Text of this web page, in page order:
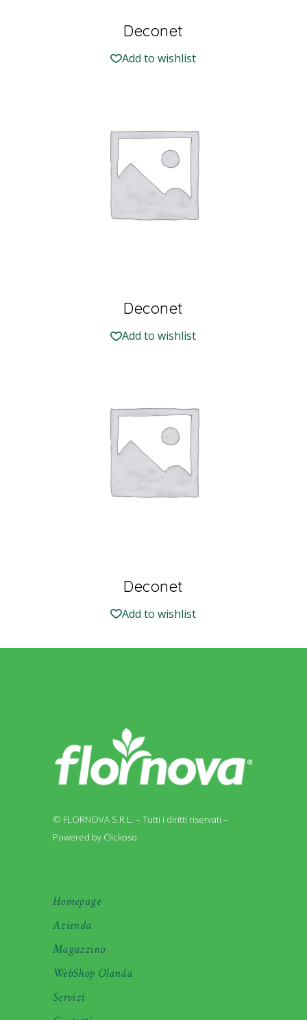
Deconet
Add to wishlist
Deconet
Add to wishlist
Deconet
Add to wishlist
© FLORNOVA S.R.L. – Tutti i diritti riservati –
Powered by Clickoso
Homepage
Azienda
Magazzino
WebShop Olanda
Servizi